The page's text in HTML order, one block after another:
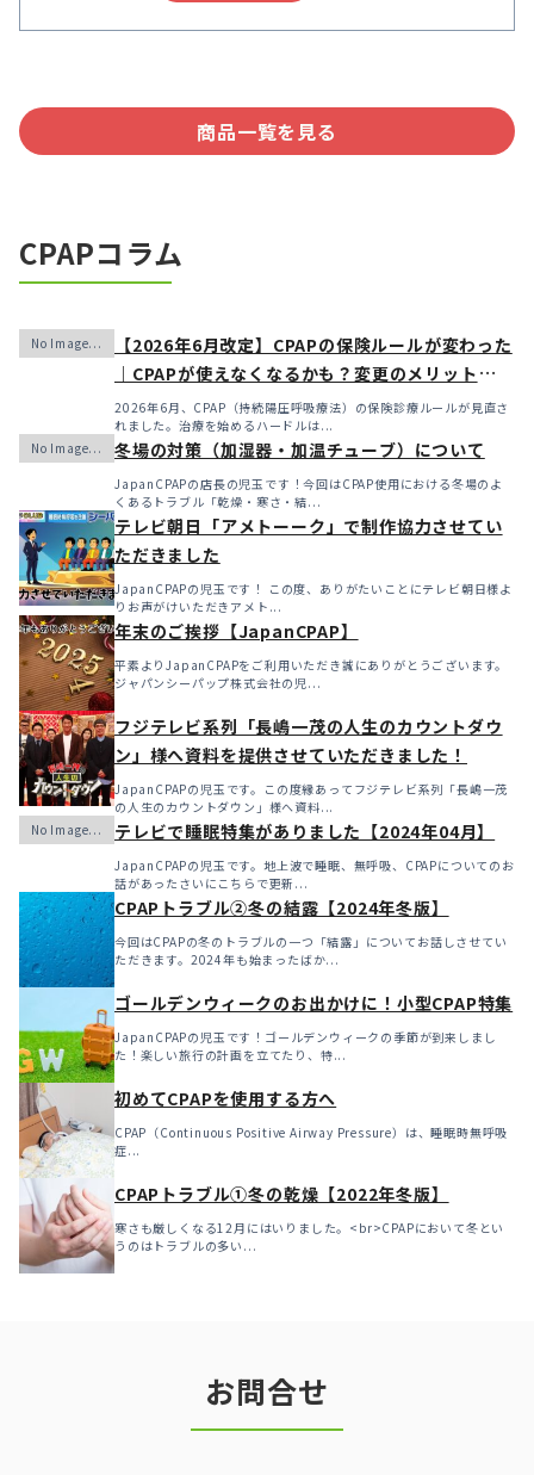
商品一覧を見る
CPAPコラム
【2026年6月改定】CPAPの保険ルールが変わった
｜CPAPが使えなくなるかも？変更のメリット・デ
メリットと「購入」という選択肢
2026年6月、CPAP（持続陽圧呼吸療法）の保険診療ルールが見直さ
れました。治療を始めるハードルは...
冬場の対策（加湿器・加温チューブ）について
JapanCPAPの店長の児玉です！今回はCPAP使用における冬場のよ
くあるトラブル「乾燥・寒さ・結...
テレビ朝日「アメトーーク」で制作協力させてい
ただきました
JapanCPAPの児玉です！ この度、ありがたいことにテレビ朝日様よ
りお声がけいただきアメト...
年末のご挨拶【JapanCPAP】
平素よりJapanCPAPをご利用いただき誠にありがとうございます。
ジャパンシーパップ株式会社の児...
フジテレビ系列「長嶋一茂の人生のカウントダウ
ン」様へ資料を提供させていただきました！
JapanCPAPの児玉です。この度縁あってフジテレビ系列「長嶋一茂
の人生のカウントダウン」様へ資料...
テレビで睡眠特集がありました【2024年04月】
JapanCPAPの児玉です。地上波で睡眠、無呼吸、CPAPについてのお
話があったさいにこちらで更新...
CPAPトラブル②冬の結露【2024年冬版】
今回はCPAPの冬のトラブルの一つ「結露」についてお話しさせてい
ただきます。2024年も始まったばか...
ゴールデンウィークのお出かけに！小型CPAP特集
JapanCPAPの児玉です！ゴールデンウィークの季節が到来しまし
た！楽しい旅行の計画を立てたり、特...
初めてCPAPを使用する方へ
CPAP（Continuous Positive Airway Pressure）は、睡眠時無呼吸
症...
CPAPトラブル①冬の乾燥【2022年冬版】
寒さも厳しくなる12月にはいりました。<br>CPAPにおいて冬とい
うのはトラブルの多い...
お問合せ